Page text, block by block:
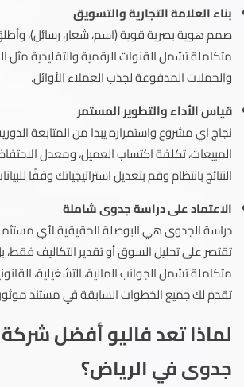
بناء العلامة التجارية والتسويق
صمم هوية بصرية قوية (اسم، شعار، رسائل)،
والحملات المدفوعة لجذب العملاء الأوائل.
قياس الأداء والتطوير المستمر
نجاج اي مشروع واستمراره يبدا من المتابعة
المبيعات، تكلفة اكتساب العميل، ومعدل
النتائج بانتظام وقم بتعديل استراتيجياتك وفقًا
الاعتماد على دراسة جدوى شاملة
دراسة الجدوى هي البوصلة الحقيقية لأي
تقتصر على تحليل السوق أو تقدير التكاليف
متكاملة تشمل الجوانب المالية، التشغيلية،
تقدم لك جميع الخطوات السابقة في مستند
لماذا تعد فاليو أفضل
جدوى في الرياض؟